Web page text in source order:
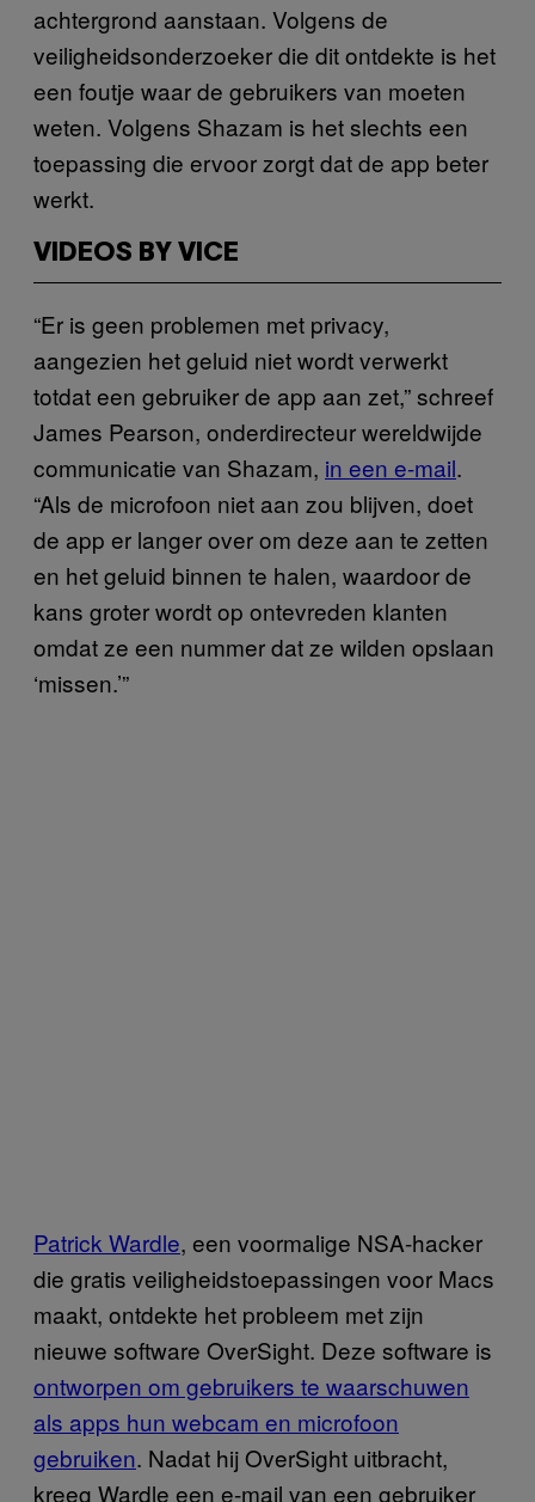
achtergrond aanstaan. Volgens de
veiligheidsonderzoeker die dit ontdekte is het
een foutje waar de gebruikers van moeten
weten. Volgens Shazam is het slechts een
toepassing die ervoor zorgt dat de app beter
werkt.
VIDEOS BY VICE
“Er is geen problemen met privacy,
aangezien het geluid niet wordt verwerkt
totdat een gebruiker de app aan zet,” schreef
James Pearson, onderdirecteur wereldwijde
communicatie van Shazam, in een e-mail.
“Als de microfoon niet aan zou blijven, doet
de app er langer over om deze aan te zetten
en het geluid binnen te halen, waardoor de
kans groter wordt op ontevreden klanten
omdat ze een nummer dat ze wilden opslaan
‘missen.’”
Patrick Wardle, een voormalige NSA-hacker
die gratis veiligheidstoepassingen voor Macs
maakt, ontdekte het probleem met zijn
nieuwe software OverSight. Deze software is
ontworpen om gebruikers te waarschuwen
als apps hun webcam en microfoon
gebruiken. Nadat hij OverSight uitbracht,
kreeg Wardle een e-mail van een gebruiker